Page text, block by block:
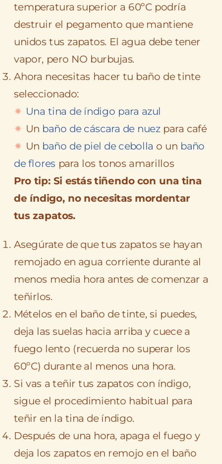
temperatura superior a 60ºC podría
destruir el pegamento que mantiene
unidos tus zapatos. El agua debe tener
vapor, pero NO burbujas.
Ahora necesitas hacer tu baño de tinte
seleccionado:
Una tina de índigo para azul
Un baño de cáscara de nuezpara café
Un baño de piel de cebolla o un baño
de flores para los tonos amarillos
Pro tip: Si estás tiñendo con una tina
de índigo, no necesitas mordentar
tus zapatos.
Asegúrate de que tus zapatos se hayan
remojado en agua corriente durante al
menos media hora antes de comenzar a
teñirlos.
Mételos en el baño de tinte, si puedes,
deja las suelas hacia arriba y cuece a
fuego lento (recuerda no superar los
60ºC) durante al menos una hora.
Si vas a teñir tus zapatos con índigo,
sigue el procedimiento habitual para
teñir en la tina de índigo.
Después de una hora, apaga el fuego y
deja los zapatos en remojo en el baño